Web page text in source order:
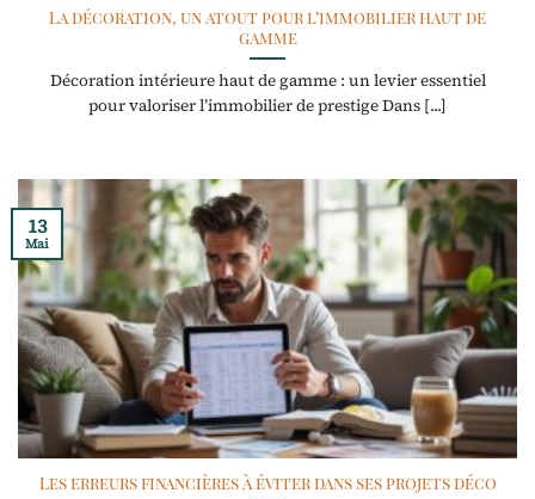
La décoration, un atout pour l’immobilier haut de
gamme
Décoration intérieure haut de gamme : un levier essentiel
pour valoriser l’immobilier de prestige Dans [...]
Les erreurs financières à éviter dans ses projets déco
13
Mai